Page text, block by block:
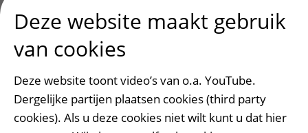
Onderwijs en onderzoek
De Nieuwe Utrechtse School
Stage en opleidingsplaatsen
Research
Deze website maakt gebruik
van cookies
Deze website toont video’s van o.a. YouTube.
Dergelijke partijen plaatsen cookies (third party
cookies). Als u deze cookies niet wilt kunt u dat hier